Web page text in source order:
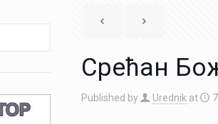
Срећан
Published by Urednik at